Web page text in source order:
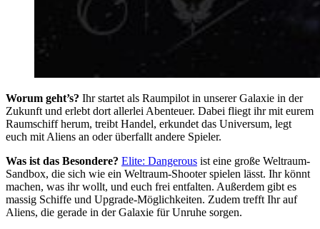
Worum geht’s? Ihr startet als Raumpilot in unserer Galaxie in der
Zukunft und erlebt dort allerlei Abenteuer. Dabei fliegt ihr mit eurem
Raumschiff herum, treibt Handel, erkundet das Universum, legt
euch mit Aliens an oder überfallt andere Spieler.
Was ist das Besondere? Elite: Dangerous ist eine große Weltraum-
Sandbox, die sich wie ein Weltraum-Shooter spielen lässt. Ihr könnt
machen, was ihr wollt, und euch frei entfalten. Außerdem gibt es
massig Schiffe und Upgrade-Möglichkeiten. Zudem trefft Ihr auf
Aliens, die gerade in der Galaxie für Unruhe sorgen.